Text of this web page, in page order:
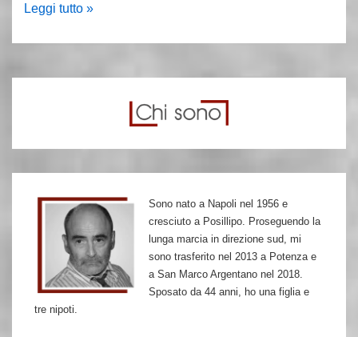
7
per
redattori
Metropoli
Leggi tutto »
Sono nato a Napoli nel 1956 e
cresciuto a Posillipo. Proseguendo la
lunga marcia in direzione sud, mi
sono trasferito nel 2013 a Potenza e
a San Marco Argentano nel 2018.
Sposato da 44 anni, ho una figlia e
tre nipoti.